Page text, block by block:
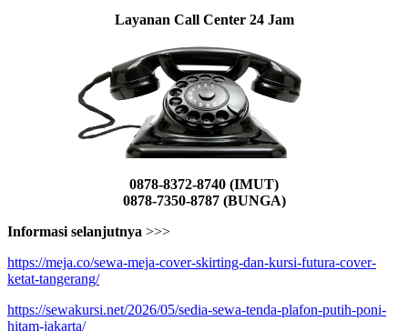
Layanan Call Center 24 Jam
0878-8372-8740 (IMUT)
0878-7350-8787 (BUNGA)
Informasi selanjutnya >>>
https://meja.co/sewa-meja-cover-skirting-dan-kursi-futura-cover-
ketat-tangerang/
https://sewakursi.net/2026/05/sedia-sewa-tenda-plafon-putih-poni-
hitam-jakarta/